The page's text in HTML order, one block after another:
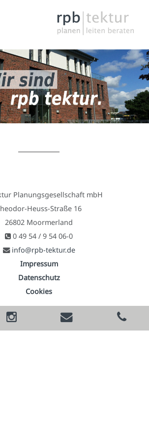
Planungsgesellschaft mbH
Heuss-Straße 16
26802 Moormerland
0 49 54 / 9 54 06-0
info@rpb-tektur.de
Impressum
Datenschutz
Cookies